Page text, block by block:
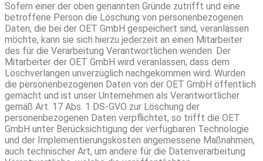
Sofern einer der oben genannten Gründe zutrifft und eine
betroffene Person die Löschung von personenbezogenen
Daten, die bei der OET GmbH gespeichert sind, veranlassen
möchte, kann sie sich hierzu jederzeit an einen Mitarbeiter
des für die Verarbeitung Verantwortlichen wenden. Der
Mitarbeiter der OET GmbH wird veranlassen, dass dem
Löschverlangen unverzüglich nachgekommen wird. Wurden
die personenbezogenen Daten von der OET GmbH öffentlich
gemacht und ist unser Unternehmen als Verantwortlicher
gemäß Art. 17 Abs. 1 DS-GVO zur Löschung der
personenbezogenen Daten verpflichtet, so trifft die OET
GmbH unter Berücksichtigung der verfügbaren Technologie
und der Implementierungskosten angemessene Maßnahmen,
auch technischer Art, um andere für die Datenverarbeitung